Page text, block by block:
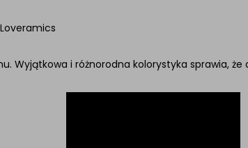
Wyjątkowa i różnorodna kolorystyka sprawia, że